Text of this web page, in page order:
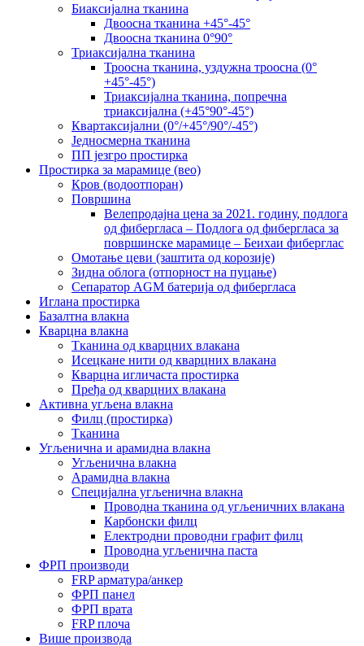
Биаксијална тканина
Двоосна тканина +45°-45°
Двоосна тканина 0°90°
Триаксијална тканина
Троосна тканина, уздужна троосна (0°
+45°-45°)
Триаксијална тканина, попречна
триаксијална (+45°90°-45°)
Квартаксијални (0°/+45°/90°/-45°)
Једносмерна тканина
ПП језгро простирка
Простирка за марамице (вео)
Кров (водоотпоран)
Површина
Велепродајна цена за 2021. годину, подлога
од фибергласа – Подлога од фибергласа за
површинске марамице – Беихаи фиберглас
Омотање цеви (заштита од корозије)
Зидна облога (отпорност на пуцање)
Сепаратор AGM батерија од фибергласа
Иглана простирка
Базалтна влакна
Кварцна влакна
Тканина од кварцних влакана
Исецкане нити од кварцних влакана
Кварцна игличаста простирка
Пређа од кварцних влакана
Активна угљена влакна
Филц (простирка)
Тканина
Угљенична и арамидна влакна
Угљенична влакна
Арамидна влакна
Специјална угљенична влакна
Проводна тканина од угљеничних влакана
Карбонски филц
Електродни проводни графит филц
Проводна угљенична паста
ФРП производи
FRP арматура/анкер
ФРП панел
ФРП врата
FRP плоча
Више производа